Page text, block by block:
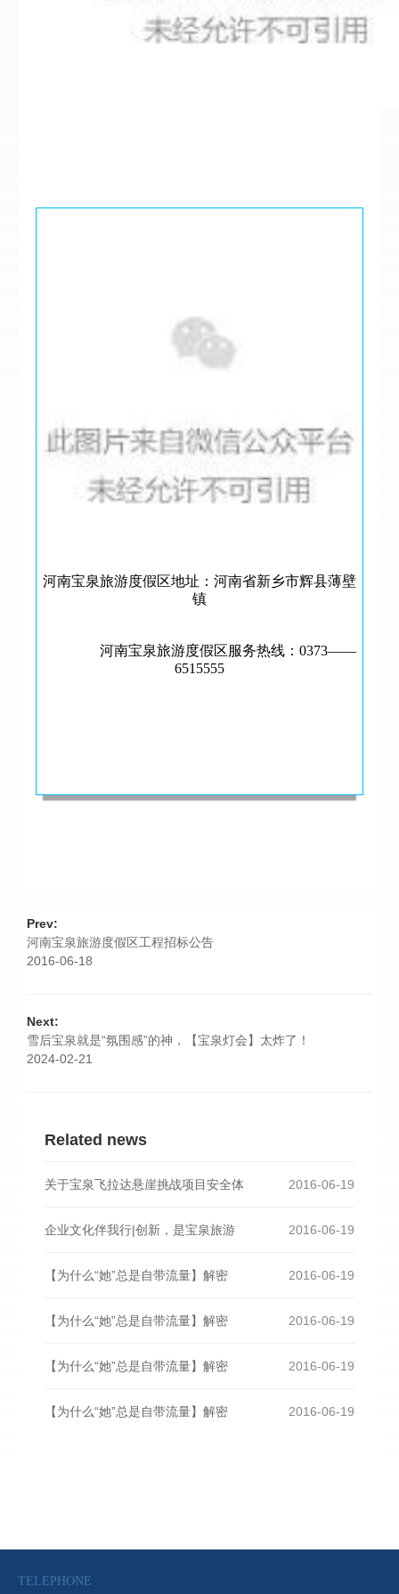
河南宝泉旅游度假区地址：河南省新乡市辉县薄壁
镇
河南宝泉旅游度假区服务热线：0373——
6515555
Prev:
河南宝泉旅游度假区工程招标公告
2016-06-18
Next:
雪后宝泉就是“氛围感”的神，【宝泉灯会】太炸了！
2024-02-21
Related news
2016-06-19
关于宝泉飞拉达悬崖挑战项目安全体
2016-06-19
企业文化伴我行|创新，是宝泉旅游
2016-06-19
【为什么“她”总是自带流量】解密
2016-06-19
【为什么“她”总是自带流量】解密
2016-06-19
【为什么“她”总是自带流量】解密
2016-06-19
【为什么“她”总是自带流量】解密
TELEPHONE